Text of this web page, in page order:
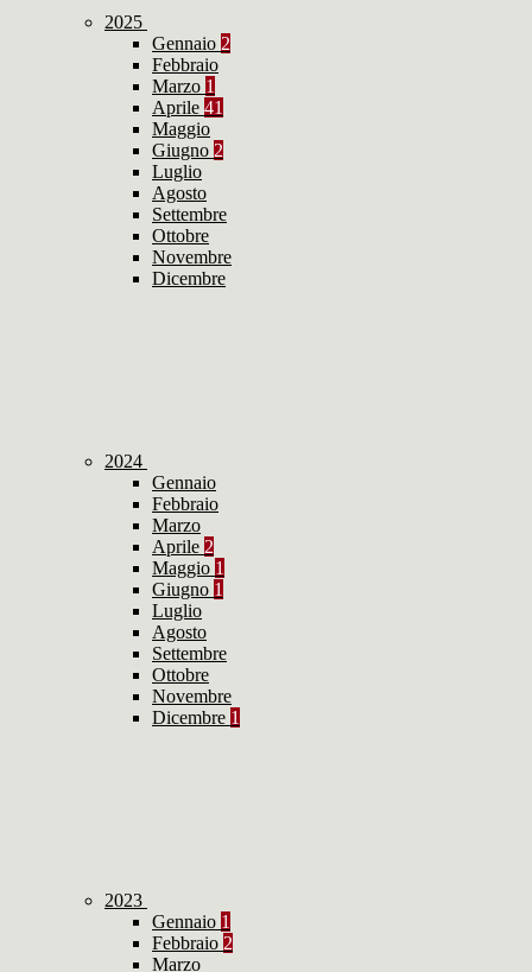
2025
Gennaio 2
Febbraio
Marzo 1
Aprile 41
Maggio
Giugno 2
Luglio
Agosto
Settembre
Ottobre
Novembre
Dicembre
2024
Gennaio
Febbraio
Marzo
Aprile 2
Maggio 1
Giugno 1
Luglio
Agosto
Settembre
Ottobre
Novembre
Dicembre 1
2023
Gennaio 1
Febbraio 2
Marzo